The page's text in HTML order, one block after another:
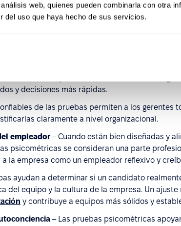
web, quienes pueden combinarla con otra
del uso que haya hecho de sus servicios.
– Las herramientas estandarizadas
como las primeras impresiones o el
uniformes y el mismo nivel de
y decisiones más rápidas.
de las pruebas permiten a los gerentes
claramente a nivel organizacional.
empleador – Cuando están bien diseñadas y
psicométricas se consideran una parte
la empresa como un empleador reflexivo y
ayudan a determinar si un candidato
del equipo y la cultura de la empresa. Un ajuste
y contribuye a equipos más sólidos y
– Las pruebas psicométricas